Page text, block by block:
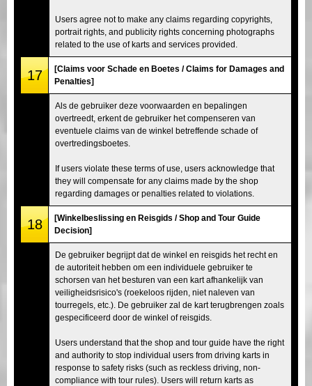
Users agree not to make any claims regarding copyrights,
portrait rights, and publicity rights concerning photographs
related to the use of karts and services provided.
17
[Claims voor Schade en Boetes / Claims for Damages and
Penalties]
Als de gebruiker deze voorwaarden en bepalingen
overtreedt, erkent de gebruiker het compenseren van
eventuele claims van de winkel betreffende schade of
overtredingsboetes.
If users violate these terms of use, users acknowledge that
they will compensate for any claims made by the shop
regarding damages or penalties related to violations.
18
[Winkelbeslissing en Reisgids / Shop and Tour Guide
Decision]
De gebruiker begrijpt dat de winkel en reisgids het recht en
de autoriteit hebben om een individuele gebruiker te
schorsen van het besturen van een kart afhankelijk van
veiligheidsrisico's (roekeloos rijden, niet naleven van
tourregels, etc.). De gebruiker zal de kart terugbrengen zoals
gespecificeerd door de winkel of reisgids.
Users understand that the shop and tour guide have the right
and authority to stop individual users from driving karts in
response to safety risks (such as reckless driving, non-
compliance with tour rules). Users will return karts as